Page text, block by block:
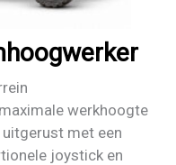
werkhoogte
met een
joystick en